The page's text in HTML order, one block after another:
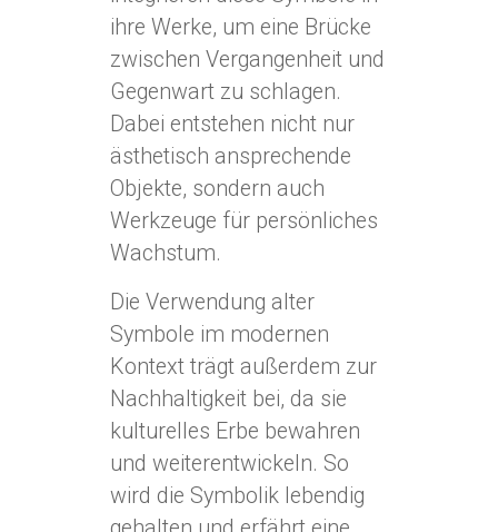
ihre Werke, um eine Brücke
zwischen Vergangenheit und
Gegenwart zu schlagen.
Dabei entstehen nicht nur
ästhetisch ansprechende
Objekte, sondern auch
Werkzeuge für persönliches
Wachstum.
Die Verwendung alter
Symbole im modernen
Kontext trägt außerdem zur
Nachhaltigkeit bei, da sie
kulturelles Erbe bewahren
und weiterentwickeln. So
wird die Symbolik lebendig